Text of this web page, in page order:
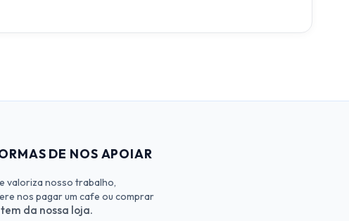
DE NOS APOIAR
valoriza nosso trabalho,
nos pagar um cafe ou comprar
da nossa loja.